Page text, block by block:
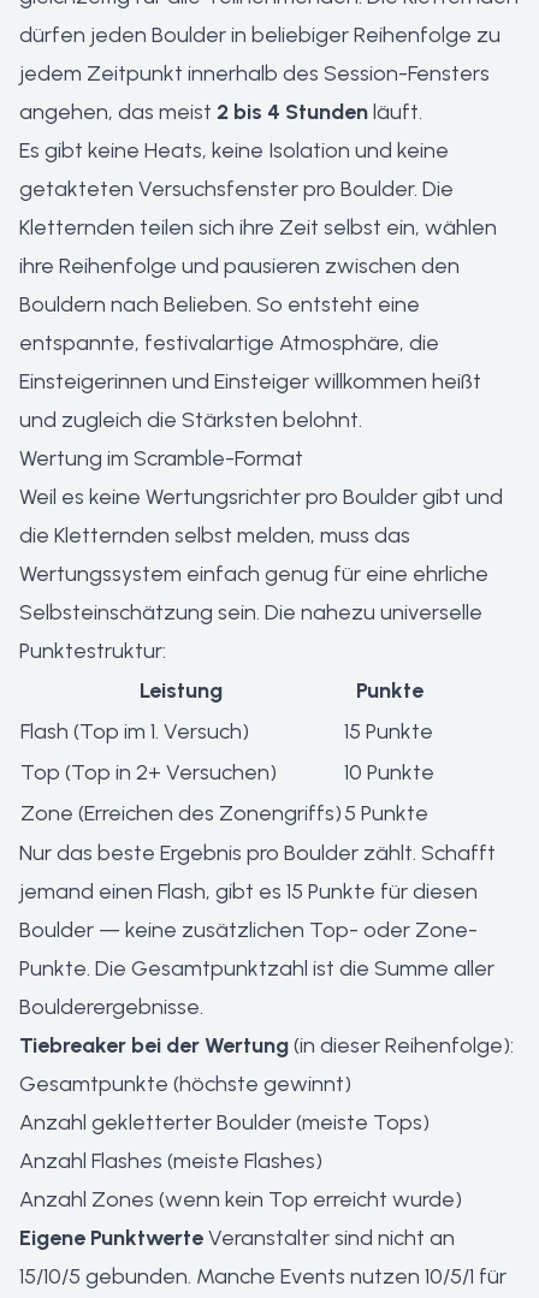
dürfen jeden Boulder in beliebiger Reihenfolge zu
jedem Zeitpunkt innerhalb des Session-Fensters
angehen, das meist 2 bis 4 Stundenläuft.
Es gibt keine Heats, keine Isolation und keine
getakteten Versuchsfenster pro Boulder. Die
Kletternden teilen sich ihre Zeit selbst ein, wählen
ihre Reihenfolge und pausieren zwischen den
Bouldern nach Belieben. So entsteht eine
entspannte, festivalartige Atmosphäre, die
Einsteigerinnen und Einsteiger willkommen heißt
und zugleich die Stärksten belohnt.
Wertung im Scramble-Format
Weil es keine Wertungsrichter pro Boulder gibt und
die Kletternden selbst melden, muss das
Wertungssystem einfach genug für eine ehrliche
Selbsteinschätzung sein. Die nahezu universelle
Punktestruktur:
Leistung
Punkte
Flash (Top im 1. Versuch)
15 Punkte
Top (Top in 2+ Versuchen)
10 Punkte
Zone (Erreichen des Zonengriffs)5 Punkte
Nur das beste Ergebnis pro Boulder zählt. Schafft
jemand einen Flash, gibt es 15 Punkte für diesen
Boulder — keine zusätzlichen Top- oder Zone-
Punkte. Die Gesamtpunktzahl ist die Summe aller
Boulderergebnisse.
Tiebreaker bei der Wertung(in dieser Reihenfolge):
Gesamtpunkte (höchste gewinnt)
Anzahl gekletterter Boulder (meiste Tops)
Anzahl Flashes (meiste Flashes)
Anzahl Zones (wenn kein Top erreicht wurde)
Eigene PunktwerteVeranstalter sind nicht an
15/10/5 gebunden. Manche Events nutzen 10/5/1 für